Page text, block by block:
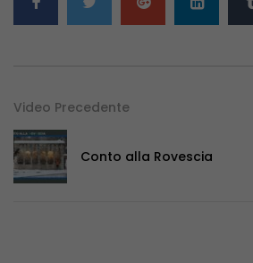
Video Precedente
Conto alla Rovescia